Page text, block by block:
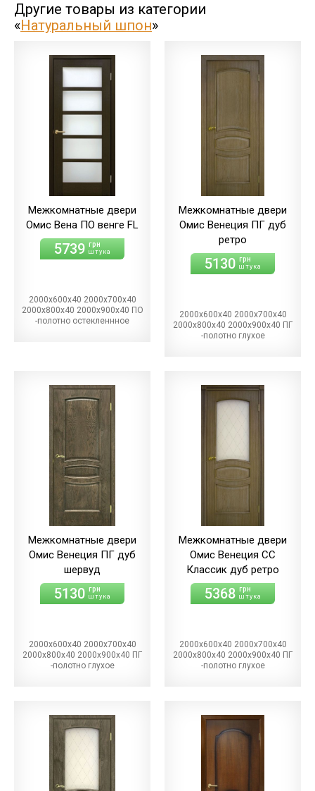
Другие товары из категории
«Натуральный шпон»
Межкомнатные двери
Омис Вена ПО венге FL
5739 грн
штука
2000х600х40 2000х700х40
2000х800х40 2000х900х40 ПО
-полотно остекленнное
Межкомнатные двери
Омис Венеция ПГ дуб
ретро
5130 грн
штука
2000х600х40 2000х700х40
2000х800х40 2000х900х40 ПГ
-полотно глухое
Межкомнатные двери
Омис Венеция ПГ дуб
шервуд
5130 грн
штука
2000х600х40 2000х700х40
2000х800х40 2000х900х40 ПГ
-полотно глухое
Межкомнатные двери
Омис Венеция СС
Классик дуб ретро
5368 грн
штука
2000х600х40 2000х700х40
2000х800х40 2000х900х40 ПГ
-полотно глухое